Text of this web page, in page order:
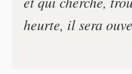
heurte, il sera